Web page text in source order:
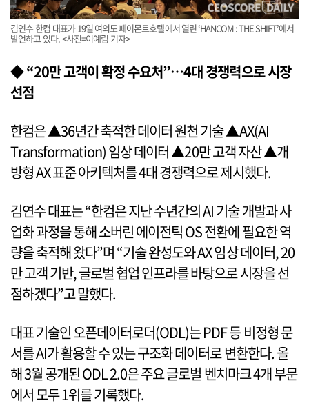
김연수 한컴 대표가 19일 여의도 페어몬트호텔에서 열린 ‘HANCOM : THE SHIFT’에서
발언하고 있다. <사진=이예림 기자>
◆ “20만 고객이 확정 수요처”…4대 경쟁력으로 시장
선점
한컴은 ▲36년간 축적한 데이터 원천 기술 ▲AX(AI
Transformation) 임상 데이터 ▲20만 고객 자산 ▲개
방형 AX 표준 아키텍처를 4대 경쟁력으로 제시했다.
김연수 대표는 “한컴은 지난 수년간의 AI 기술 개발과 사
업화 과정을 통해 소버린 에이전틱 OS 전환에 필요한 역
량을 축적해 왔다”며 “기술 완성도와 AX 임상 데이터, 20
만 고객 기반, 글로벌 협업 인프라를 바탕으로 시장을 선
점하겠다”고 말했다.
대표 기술인 오픈데이터로더(ODL)는 PDF 등 비정형 문
서를 AI가 활용할 수 있는 구조화 데이터로 변환한다. 올
해 3월 공개된 ODL 2.0은 주요 글로벌 벤치마크 4개 부문
에서 모두 1위를 기록했다.